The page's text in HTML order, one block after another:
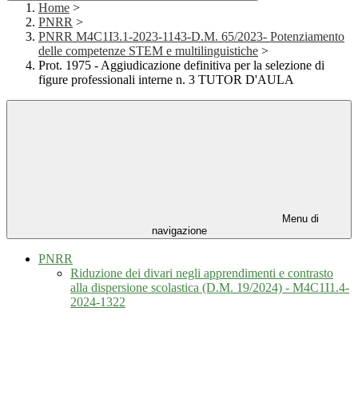
Home >
PNRR >
PNRR M4C1I3.1-2023-1143-D.M. 65/2023- Potenziamento
delle competenze STEM e multilinguistiche >
Prot. 1975 - Aggiudicazione definitiva per la selezione di
figure professionali interne n. 3 TUTOR D'AULA
Menu di
navigazione
PNRR
Riduzione dei divari negli apprendimenti e contrasto
alla dispersione scolastica (D.M. 19/2024) - M4C1I1.4-
2024-1322